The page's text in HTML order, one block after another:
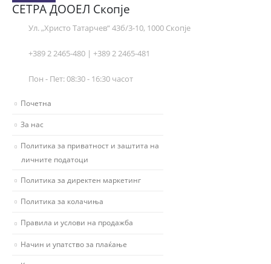
СЕТРА ДООЕЛ Скопје
Ул. „Христо Татарчев“ 43б/3-10, 1000 Скопје
+389 2 2465-480 | +389 2 2465-481
Пон - Пет: 08:30 - 16:30 часот
Почетна
За нас
Политика за приватност и заштита на
личните податоци
Политика за директен маркетинг
Политика за колачиња
Правила и услови на продажба
Начин и упатство за плаќање